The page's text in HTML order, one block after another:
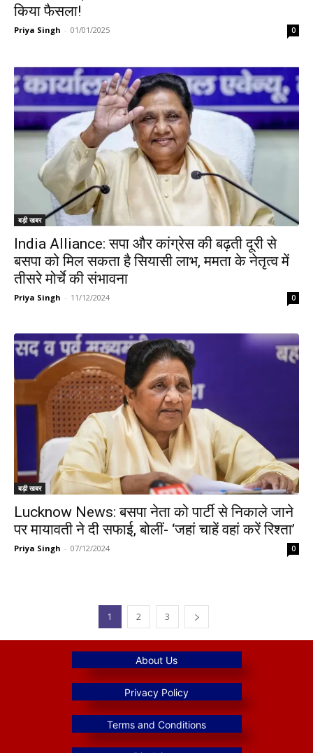
किया फैसला!
Priya Singh - 01/01/2025 0
बड़ी खबर
India Alliance: सपा और कांग्रेस की बढ़ती दूरी से
बसपा को मिल सकता है सियासी लाभ, ममता के नेतृत्व में
तीसरे मोर्चे की संभावना
Priya Singh - 11/12/2024 0
बड़ी खबर
Lucknow News: बसपा नेता को पार्टी से निकाले जाने
पर मायावती ने दी सफाई, बोलीं- ‘जहां चाहें वहां करें रिश्ता’
Priya Singh - 07/12/2024 0
1 2 3